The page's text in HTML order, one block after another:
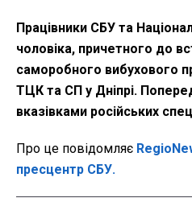
Працівники СБУ та
чоловіка, причетного до
саморобного вибухового
ТЦК та СП у Дніпрі.
вказівками російських
Про це повідомляє
пресцентр СБУ.